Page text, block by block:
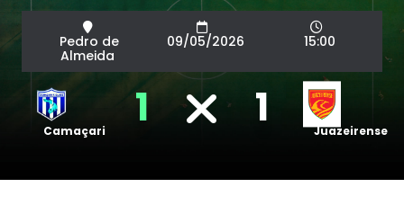
Pedro de
Almeida
09/05/2026 15:00
Camaçari 1 1 Juazeirense